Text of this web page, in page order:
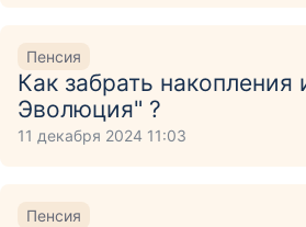
Пенсия
Как забрать
Эволюция" ?
11 декабря 2024 11:03
Пенсия